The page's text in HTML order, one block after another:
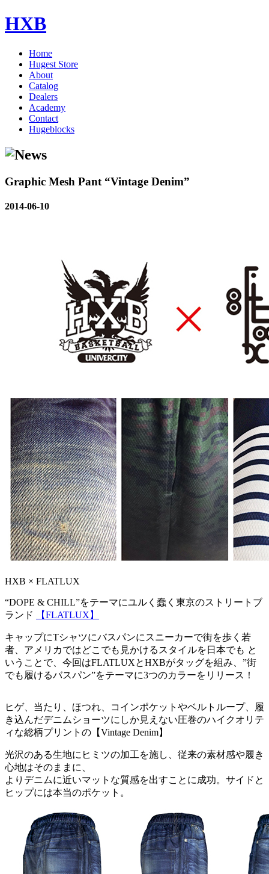
HXB
Home
Hugest Store
About
Catalog
Dealers
Academy
Contact
Hugeblocks
Graphic Mesh Pant “Vintage Denim”
2014-06-10
HXB × FLATLUX
“DOPE & CHILL”をテーマにユルく蠢く東京のストリートブ
ランド
【FLATLUX】
キャップにTシャツにバスパンにスニーカーで街を歩く若
者、アメリカではどこでも見かけるスタイルを日本でも と
いうことで、今回はFLATLUXとHXBがタッグを組み、”街
でも履けるバスパン”をテーマに3つのカラーをリリース！
ヒゲ、当たり、ほつれ、コインポケットやベルトループ、履
き込んだデニムショーツにしか見えない圧巻のハイクオリテ
ィな総柄プリントの【Vintage Denim】
光沢のある生地にヒミツの加工を施し、従来の素材感や履き
心地はそのままに、
よりデニムに近いマットな質感を出すことに成功。サイドと
ヒップには本当のポケット。